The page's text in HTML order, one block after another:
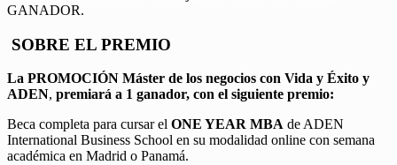
GANADOR.
SOBRE EL PREMIO
La PROMOCIÓN Máster de los negocios con Vida y Éxito y
ADEN, premiará a 1 ganador, con el siguiente premio:
Beca completa para cursar el ONE YEAR MBA de ADEN
International Business School en su modalidad online con semana
académica en Madrid o Panamá.